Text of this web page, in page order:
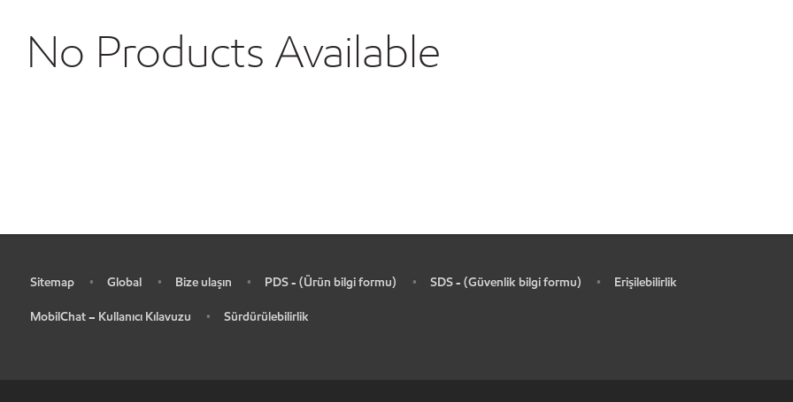
No Products Available
Sitemap • Global • Bize ulaşın • PDS - (Ürün bilgi formu) • SDS - (Güvenlik bilgi formu) • Erişilebilirlik
MobilChat – Kullanıcı Kılavuzu • Sürdürülebilirlik